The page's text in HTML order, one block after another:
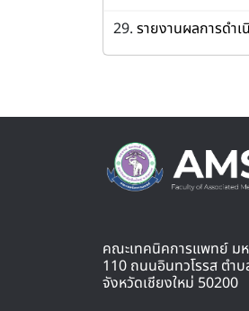
29. รายงานผลการดำ
คณะเทคนิคการแพทย์ มห
110 ถนนอินทวโรรส ตำ
จังหวัดเชียงใหม่ 50200